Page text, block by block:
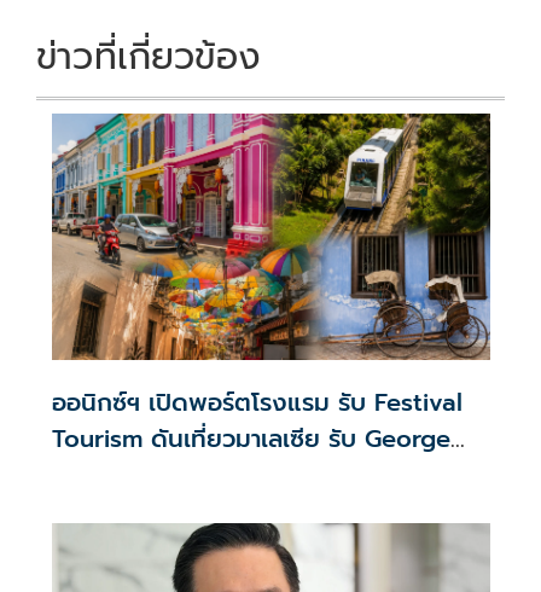
ข่าวที่เกี่ยวข้อง
ออนิกซ์ฯ เปิดพอร์ตโรงแรม รับ Festival
Tourism ดันเที่ยวมาเลเซีย รับ George